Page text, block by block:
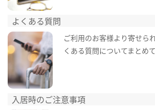
よくある質問
ご利用のお客様より寄せら
くある質問についてまとめ
入居時のご注意事項